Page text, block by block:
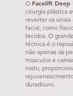
O Facelift Deep
cirurgia plástica
reverter os
facial, como
tecidos. O
técnica é o
não apenas da
músculos e
rosto,
duradouro.